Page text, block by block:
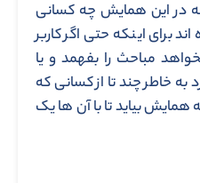
در این همایش چه کسانی
برای اینکه حتی اگر کاربر
مباحث را بفهمد و یا
به خاطر چند تا از کسانی که
بیاید تا با آن ها یک